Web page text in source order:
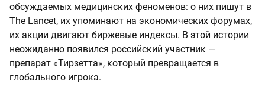
обсуждаемых медицинских феноменов: о них пишут в
The Lancet, их упоминают на экономических форумах,
их акции двигают биржевые индексы. В этой истории
неожиданно появился российский участник —
препарат «Тирзетта», который превращается в
глобального игрока.